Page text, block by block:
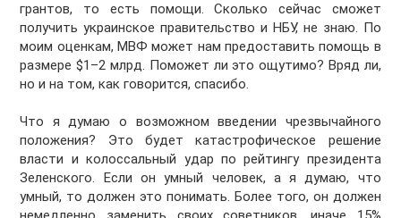
грантов, то есть помощи. Сколько сейчас сможет
получить украинское правительство и НБУ, не знаю. По
моим оценкам, МВФ может нам предоставить помощь в
размере $1–2 млрд. Поможет ли это ощутимо? Вряд ли,
но и на том, как говорится, спасибо.
Что я думаю о возможном введении чрезвычайного
положения? Это будет катастрофическое решение
власти и колоссальный удар по рейтингу президента
Зеленского. Если он умный человек, а я думаю, что
умный, то должен это понимать. Более того, он должен